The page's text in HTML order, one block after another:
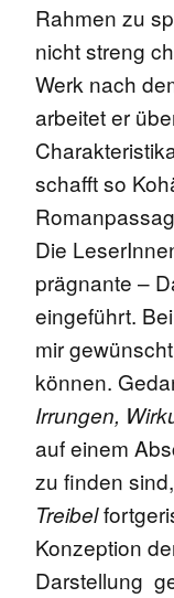
Rahmen zu
nicht streng
Werk nach
arbeitet er
schafft so
Die
prägnante –
eingeführt.
mir
können.
Irrungen,
auf einem
zu finden
Treibel
Konzeption
Darstellung